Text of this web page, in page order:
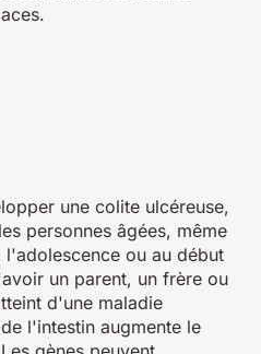
une colite ulcéreuse,
personnes âgées, même
ou au début
un parent, un frère ou
d'une maladie
l'intestin augmente le